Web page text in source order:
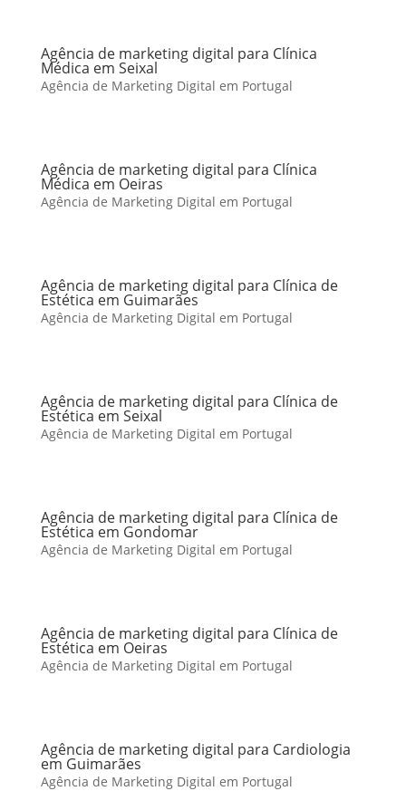
Agência de marketing digital para Clínica
Médica em Seixal
Agência de Marketing Digital em Portugal
Agência de marketing digital para Clínica
Médica em Oeiras
Agência de Marketing Digital em Portugal
Agência de marketing digital para Clínica de
Estética em Guimarães
Agência de Marketing Digital em Portugal
Agência de marketing digital para Clínica de
Estética em Seixal
Agência de Marketing Digital em Portugal
Agência de marketing digital para Clínica de
Estética em Gondomar
Agência de Marketing Digital em Portugal
Agência de marketing digital para Clínica de
Estética em Oeiras
Agência de Marketing Digital em Portugal
Agência de marketing digital para Cardiologia
em Guimarães
Agência de Marketing Digital em Portugal